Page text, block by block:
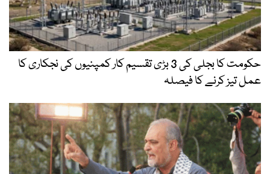
حکومت کا بجلی کی 3 بڑی تقسیم کار کمپنیوں کی نجکاری کا
عمل تیز کرنے کا فیصلہ